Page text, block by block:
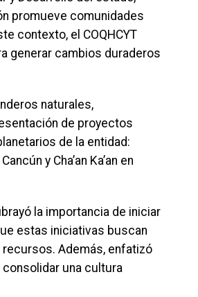
promueve comunidades
contexto, el COQHCYT
generar cambios duraderos
naturales,
de proyectos
de la entidad:
y Cha’an Ka’an en
la importancia de iniciar
estas iniciativas buscan
Además, enfatizó
una cultura